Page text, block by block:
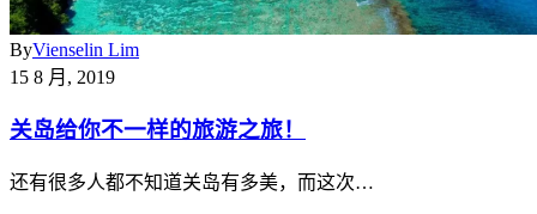
ByVienselin Lim
15 8 月, 2019
关岛给你不一样的旅游之旅！
还有很多人都不知道关岛有多美，而这次…